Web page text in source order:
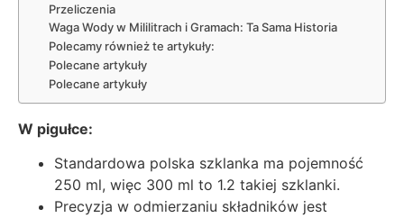
Przeliczenia
Waga Wody w Mililitrach i Gramach: Ta Sama Historia
Polecamy również te artykuły:
Polecane artykuły
Polecane artykuły
W pigułce:
Standardowa polska szklanka ma pojemność
250 ml, więc 300 ml to 1.2 takiej szklanki.
Precyzja w odmierzaniu składników jest